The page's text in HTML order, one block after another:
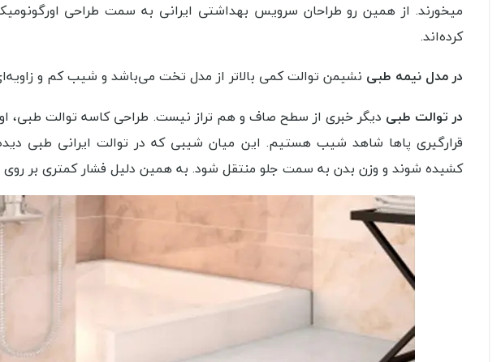
میخورند. از همین رو طراحان سرویس بهداشتی ایرانی به سمت طراحی
کرده‌اند.
در مدل نیمه طبی نشیمن توالت کمی بالاتر از مدل تخت می‌باشد و شیب کم و
در توالت طبی دیگر خبری از سطح صاف و هم تراز نیست. طراحی کاسه توالت
قرارگیری پاها شاهد شیب هستیم. این میان شیبی که در توالت ایرانی طبی
کشیده شوند و وزن بدن به سمت جلو منتقل شود. به همین دلیل فشار کمتری بر روی